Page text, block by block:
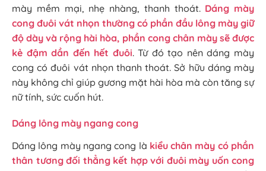
mày mềm mại, nhẹ nhàng, thanh thoát. Dáng mày
cong đuôi vát nhọn thường có phần đầu lông mày giữ
độ dày và rộng hài hòa, phần cong chân mày sẽ được
kẻ đậm dần đến hết đuôi. Từ đó tạo nên dáng mày
cong có đuôi vát nhọn thanh thoát. Sở hữu dáng mày
này không chỉ giúp gương mặt hài hòa mà còn tăng sự
nữ tính, sức cuốn hút.
Dáng lông mày ngang cong
Dáng lông mày ngang cong là kiểu chân mày có phần
thân tương đối thẳng kết hợp với đuôi mày uốn cong